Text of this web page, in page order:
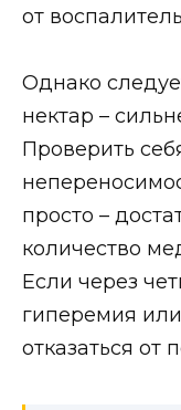
от
Однако
нектар –
Проверить
просто –
количество
Если через
гиперемия
отказаться от